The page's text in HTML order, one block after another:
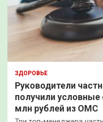
ЗДОРОВЬЕ
Руководители
получили условные
млн рублей из ОМС